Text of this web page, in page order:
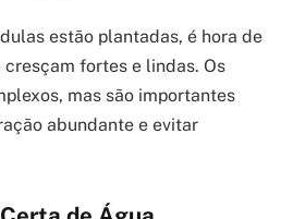
estão plantadas, é hora de
fortes e lindas. Os
mas são importantes
abundante e evitar